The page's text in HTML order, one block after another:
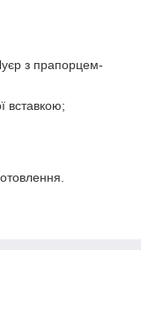
з прапорцем-
вставкою;